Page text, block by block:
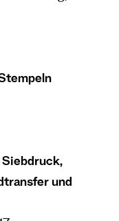
und